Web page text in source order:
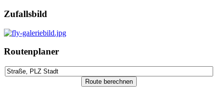
Zufallsbild
Routenplaner